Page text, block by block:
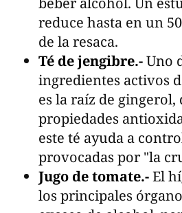
reduce hasta en un
de la resaca.
Té de jengibre.-Uno
ingredientes activos
es la raíz de gingerol,
propiedades
este té ayuda a
provocadas por "la
Jugo de tomate.-El
los principales